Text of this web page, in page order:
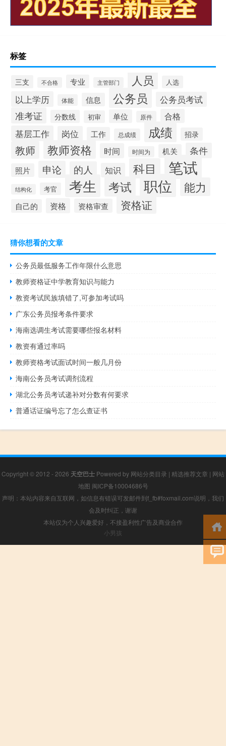
标签
三支 不合格 专业 主管部门 人员 人选
以上学历 体能 信息 公务员 公务员考试
准考证 分数线 初审 单位 原件 合格
基层工作 岗位 工作 总成绩 成绩 招录
教师 教师资格 时间 时间为 机关 条件
照片 申论 的人 知识 科目 笔试
结构化 考官 考生 考试 职位 能力
自己的 资格 资格审查 资格证
猜你想看的文章
公务员最低服务工作年限什么意思
教师资格证中学教育知识与能力
教资考试民族填错了,可参加考试吗
广东公务员报考条件要求
海南选调生考试需要哪些报名材料
教资有通过率吗
教师资格考试面试时间一般几月份
海南公务员考试调剂流程
湖北公务员考试递补对分数有何要求
普通话证编号忘了怎么查证书
Copyright © 2012 - 2026 天空巴士 Powered by 网站分类目录 | 精选推荐文章 | 网站
地图 闽ICP备10004686号
声明：本站内容来自互联网，如信息有错误可发邮件到f_fb#foxmail.com说明，我们
会及时纠正，谢谢
本站仅为个人兴趣爱好，不接盈利性广告及商业合作
小男孩